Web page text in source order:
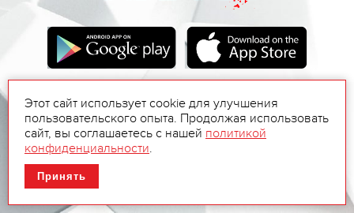
Этот сайт использует cookie для улучшения
пользовательского опыта. Продолжая использовать
сайт, вы соглашаетесь с нашей политикой
конфиденциальности.
Принять